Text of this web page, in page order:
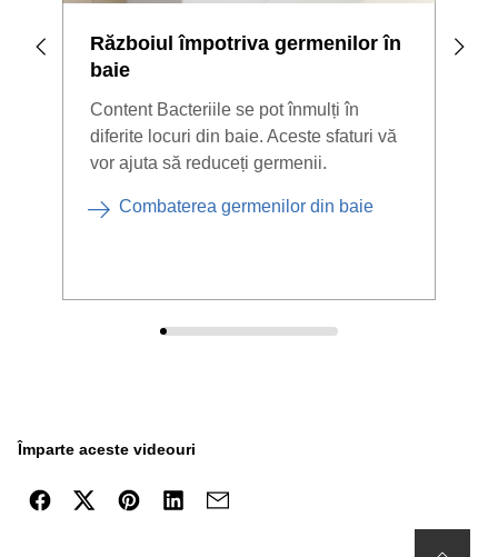
Războiul împotriva germenilor în
baie
Content Bacteriile se pot înmulți în
diferite locuri din baie. Aceste sfaturi vă
vor ajuta să reduceți germenii.
Combaterea germenilor din baie
Împarte aceste videouri